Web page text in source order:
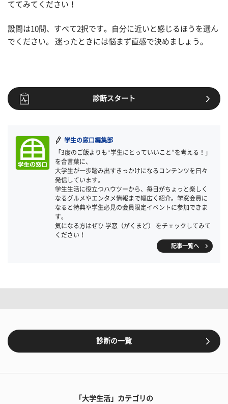
ててみてください！
設問は10問、すべて2択です。自分に近いと感じるほうを選ん
でください。 迷ったときには悩まず直感で決めましょう。
診断スタート
学生の窓口編集部
「3度のご飯よりも“学生にとっていいこと”を考える！」
を合言葉に、
大学生が一歩踏み出すきっかけになるコンテンツを日々
発信しています。
学生生活に役立つハウツーから、毎日がちょっと楽しく
なるグルメやエンタメ情報まで幅広く紹介。学窓会員に
なると特典や学生必見の会員限定イベントに参加できま
す。
気になる方はぜひ 学窓（がくまど） をチェックしてみて
ください！
記事一覧へ
診断の一覧
「大学生活」カテゴリの